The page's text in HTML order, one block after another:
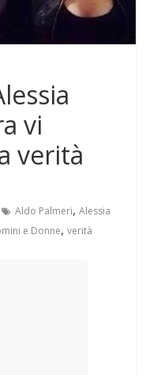
vi
verità
Aldo Palmeri,Alessia
e Donne,verità